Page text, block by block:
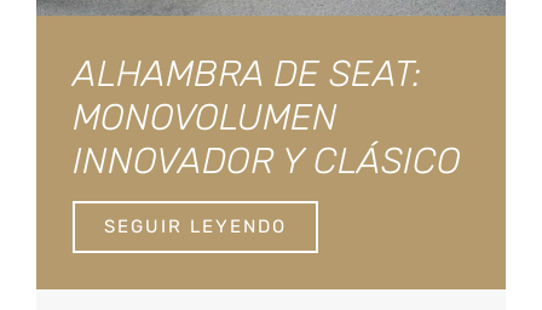
ALHAMBRA DE SEAT:
MONOVOLUMEN
INNOVADOR Y CLÁSICO
SEGUIR LEYENDO